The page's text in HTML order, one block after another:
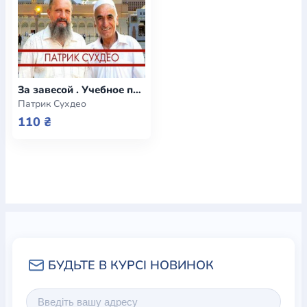
За завесой . Учебное пособие по исламу
Патрик Сухдео
110 ₴